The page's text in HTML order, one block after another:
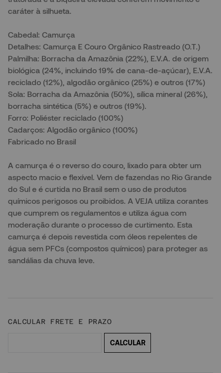
caráter à silhueta.
Cabedal: Camurça
Detalhes: Camurça E Couro Orgânico Rastreado (O.T.)
Palmilha: Borracha da Amazônia (22%), E.V.A. de origem
biológica (24%, incluindo 19% de cana-de-açúcar), E.V.A.
reciclado (12%), algodão orgânico (25%) e outros (17%)
Sola: Borracha da Amazônia (50%), sílica mineral (26%),
borracha sintética (5%) e outros (19%).
Forro: Poliéster reciclado (100%)
Cadarços: Algodão orgânico (100%)
Fabricado no Brasil
A camurça é o reverso do couro, lixado para obter um
aspecto macio e flexível. Vem de fazendas no Rio Grande
do Sul e é curtida no Brasil sem o uso de produtos
químicos perigosos ou proibidos. A VEJA utiliza corantes
que cumprem os regulamentos e utiliza água com
moderação durante o processo de curtimento. Esta
camurça é depois revestida com óleos repelentes de
água sem PFCs (compostos químicos) para proteger as
sandálias da chuva leve.